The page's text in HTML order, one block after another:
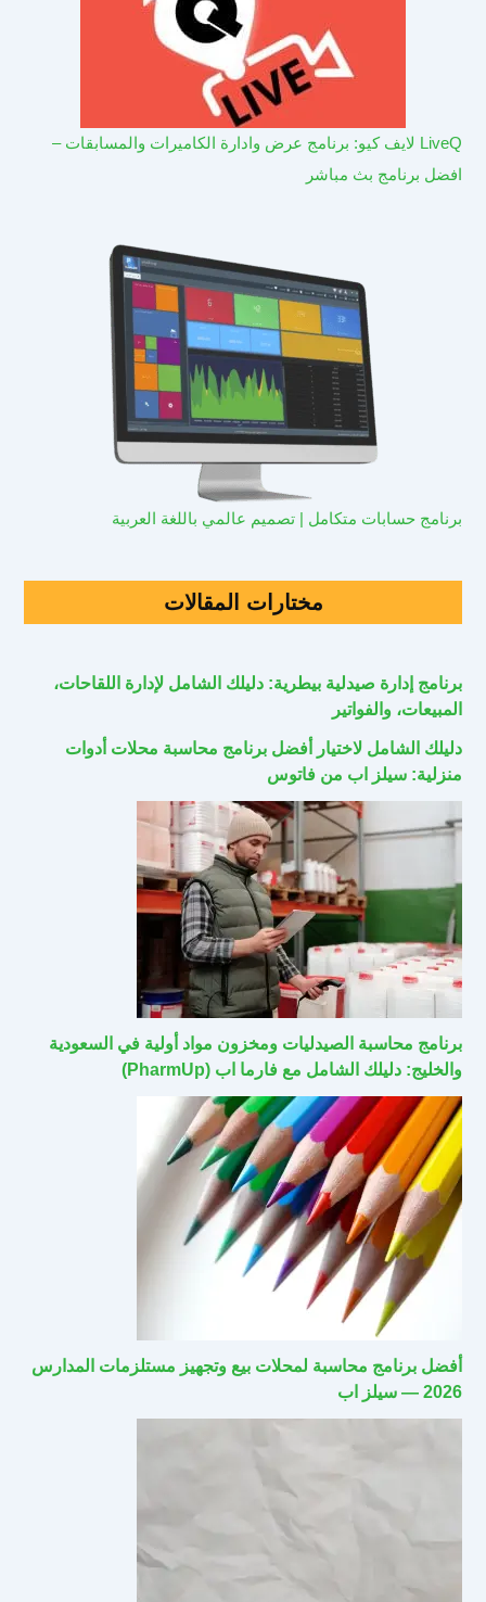
LiveQ لايف كيو: برنامج عرض وادارة الكاميرات والمسابقات –
افضل برنامج بث مباشر
برنامج حسابات متكامل | تصميم عالمي باللغة العربية
مختارات المقالات
برنامج إدارة صيدلية بيطرية: دليلك الشامل لإدارة اللقاحات،
المبيعات، والفواتير
دليلك الشامل لاختيار أفضل برنامج محاسبة محلات أدوات
منزلية: سيلز اب من فاتوس
برنامج محاسبة الصيدليات ومخزون مواد أولية في السعودية
والخليج: دليلك الشامل مع فارما اب (PharmUp)
أفضل برنامج محاسبة لمحلات بيع وتجهيز مستلزمات المدارس
2026 — سيلز اب